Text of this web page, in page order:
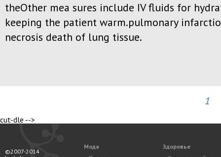
theOther mea sures include IV fluids for
keeping the patient warm.pulmonary
necrosis death of lung tissue.
1
cut-dle -->
©2007-2014
Мода
Здоровье